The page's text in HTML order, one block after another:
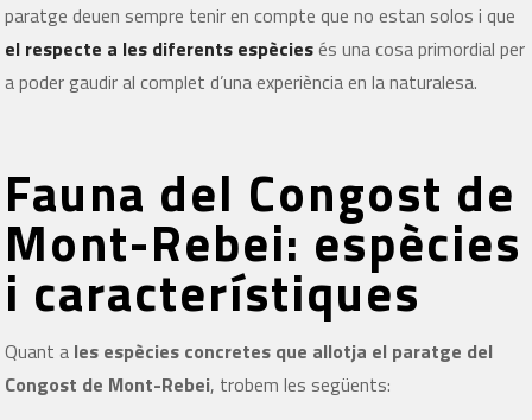
paratge deuen sempre tenir en compte que no estan solos i que
el respecte a les diferents espèciesés una cosa primordial per
a poder gaudir al complet d’una experiència en la naturalesa.
Fauna del Congost de
Mont-Rebei: espècies
i característiques
Quant a les espècies concretes que allotja el paratge del
Congost de Mont-Rebei, trobem les següents: